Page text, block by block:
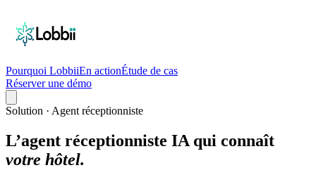
Pourquoi LobbiiEn actionÉtude de cas
Réserver une démo
Solution · Agent réceptionniste
L’agent réceptionniste IA qui connaît
votre hôtel.